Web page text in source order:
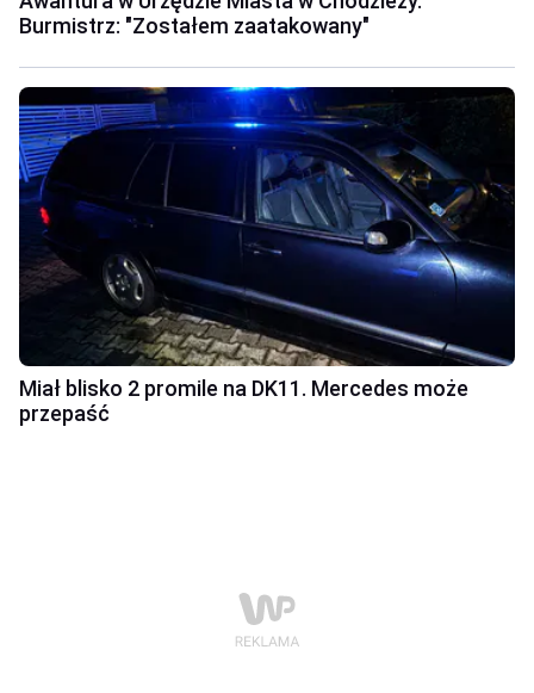
Burmistrz: "Zostałem zaatakowany"
Miał blisko 2 promile na DK11. Mercedes może
przepaść